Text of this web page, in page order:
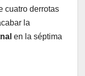
cuatro derrotas
la
en la séptima